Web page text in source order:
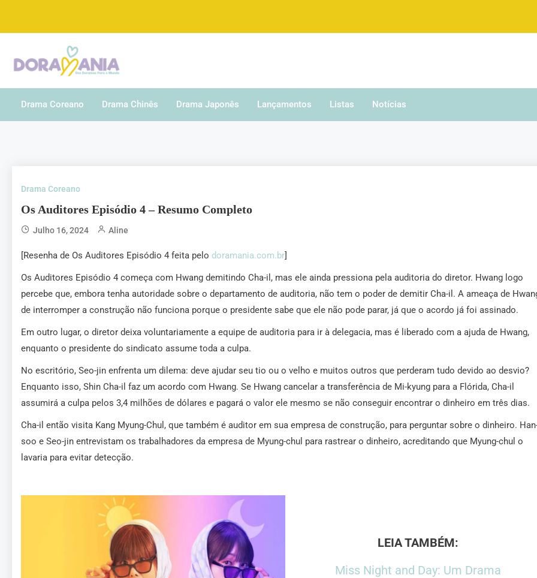
Doramania
Drama Coreano
Drama Chinês Drama Japonês Lançamentos Listas Notícias
Drama Coreano
Os Auditores Episódio 4 – Resumo Completo
Julho 16, 2024 Aline
[Resenha de Os Auditores Episódio 4 feita pelo doramania.com.br
Os Auditores Episódio 4 começa com Hwang demitindo Cha-il, mas ele ainda pressiona pela auditoria do diretor. Hwang logo
percebe que, embora tenha autoridade sobre o departamento de auditoria, não tem o poder de demitir Cha-il. A ameaça de
de interromper a construção não funciona porque o presidente sabe que ele não pode parar, já que o acordo já foi assinado.
Em outro lugar, o diretor deixa voluntariamente a equipe de auditoria para ir à delegacia, mas é liberado com a ajuda de Hwang,
enquanto o presidente do sindicato assume toda a culpa.
No escritório, Seo-jin enfrenta um dilema: deve ajudar seu tio ou o velho e muitos outros que perderam tudo devido ao desvio?
Enquanto isso, Shin Cha-il faz um acordo com Hwang. Se Hwang cancelar a transferência de Mi-kyung para a Flórida, Cha-il
assumirá a culpa pelos 3,4 milhões de dólares e pagará o valor ele mesmo se não conseguir encontrar o dinheiro em três dias.
Cha-il então visita Kang Myung-Chul, que também é auditor em sua empresa de construção, para perguntar sobre o dinheiro.
soo e Seo-jin entrevistam os trabalhadores da empresa de Myung-chul para rastrear o dinheiro, acreditando que Myung-chul o
lavaria para evitar detecção.
LEIA TAMBÉM:
Miss Night and Day: Um Drama